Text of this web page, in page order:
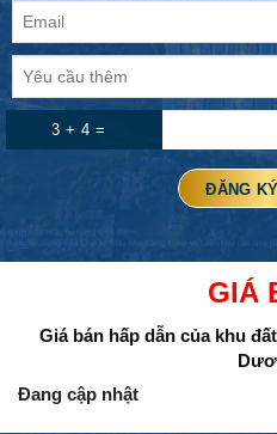
3 + 4 =
GIÁ
Giá bán hấp dẫn của khu
Đang cập nhật